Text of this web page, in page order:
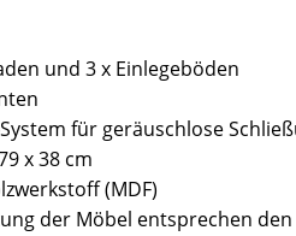
und 3 x Einlegeböden
für geräuschlose
x 38 cm
(MDF)
der Möbel entsprechen den